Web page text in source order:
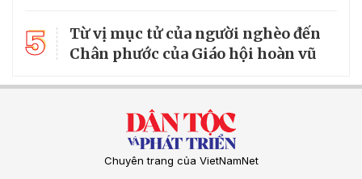
5
Từ vị mục tử của người nghèo đến
Chân phước của Giáo hội hoàn vũ
Chuyên trang của VietNamNet